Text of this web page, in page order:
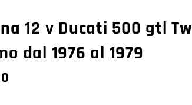
12 v Ducati 500 gtl
dal 1976 al 1979